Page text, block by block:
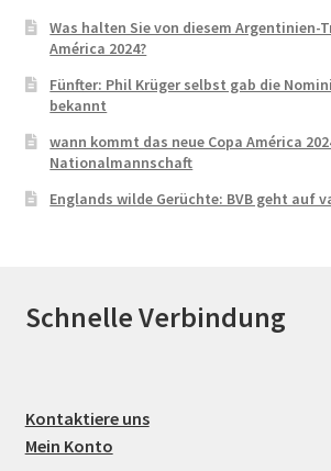
Was halten Sie von diesem Argentinien-
América 2024?
Fünfter: Phil Krüger selbst gab die
bekannt
wann kommt das neue Copa América
Nationalmannschaft
Englands wilde Gerüchte: BVB geht auf
Schnelle Verbindung
Kontaktiere uns
Mein Konto